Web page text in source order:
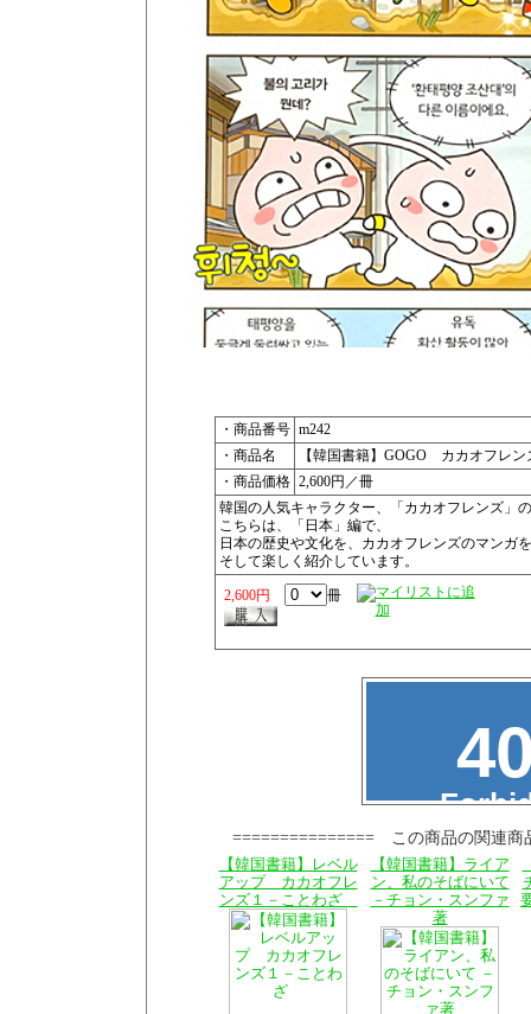
・商品番号 m242
・商品名
【韓国書籍】GOGO カカオフレ
・商品価格 2,600円／冊
韓国の人気キャラクター、「カカオフレンズ」
こちらは、「日本」編で、
日本の歴史や文化を、カカオフレンズのマンガ
そして楽しく紹介しています。
2,600円 冊
=============== この商品の関連
【韓国書籍】レベル
アップ カカオフレ
ンズ１－ことわざ
【韓国書籍】ライア
ン、私のそばにいて
－チョン・スンファ
著